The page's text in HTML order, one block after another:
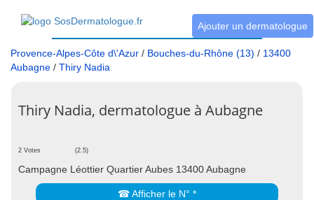
Ajouter un dermatologue
Provence-Alpes-Côte d\'Azur / Bouches-du-Rhône (13) / 13400
Aubagne / Thiry Nadia
Thiry Nadia, dermatologue à Aubagne
2 Votes (2.5)
Campagne Léottier Quartier Aubes 13400 Aubagne
☎ Afficher le N° *